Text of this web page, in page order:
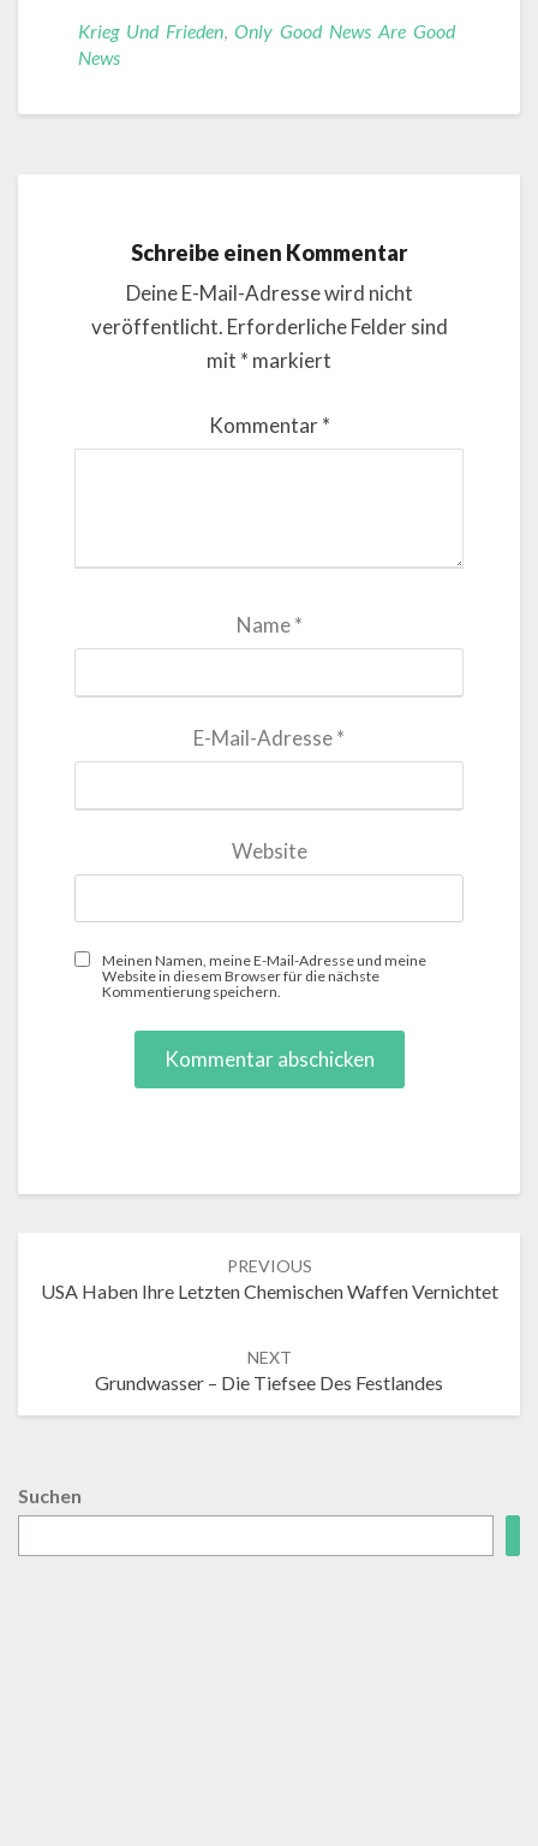
Krieg Und Frieden, Only Good News Are Good
News
Schreibe einen Kommentar
Deine E-Mail-Adresse wird nicht
veröffentlicht. Erforderliche Felder sind
mit * markiert
Kommentar*
Name*
E-Mail-Adresse*
Website
Meinen Namen, meine E-Mail-Adresse und meine
Website in diesem Browser für die nächste
Kommentierung speichern.
PREVIOUS
USA Haben Ihre Letzten Chemischen Waffen Vernichtet
NEXT
Grundwasser – Die Tiefsee Des Festlandes
Suchen